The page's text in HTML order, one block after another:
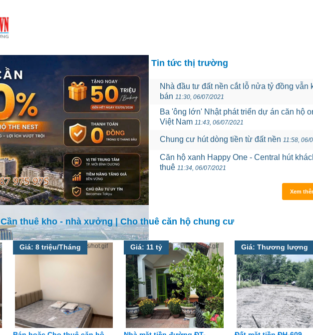
Tin tức thị trường
Nhà đầu tư đất nền cắt lỗ nửa tỷ đồng vẫn
bán 11:30, 06/07/2021
Ba 'ông lớn' Nhật phát triển dự án căn hộ
Việt Nam 11:43, 06/07/2021
Chung cư hút dòng tiền từ đất nền 11:58, 06/
Căn hộ xanh Happy One - Central hút
thuê 11:34, 06/07/2021
Xem
Cần thuê kho - nhà xưởng|Cho thuê căn hộ chung cư
Giá: 8 triệu/Tháng Giá: 11 tỷ Giá: Thương lượng